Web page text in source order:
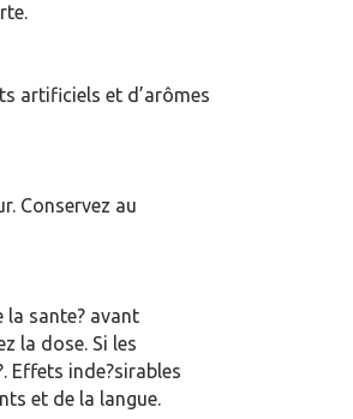
artificiels et d’arômes
Conservez au
la sante? avant
la dose. Si les
Effets inde?sirables
et de la langue.